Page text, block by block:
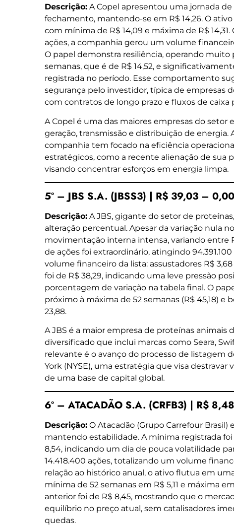
Descrição: A Copel apresentou uma jornada
fechamento, mantendo-se em R$ 14,26. O
com mínima de R$ 14,09 e máxima de R$
ações, a companhia gerou um volume
O papel demonstra resiliência, operando muito
semanas, que é de R$ 14,52, e
registrada no período. Esse comportamento
segurança pelo investidor, típica de empresas
com contratos de longo prazo e fluxos de caixa
A Copel é uma das maiores empresas do setor
geração, transmissão e distribuição de energia.
companhia tem focado na eficiência
estratégicos, como a recente alienação de sua
visando concentrar esforços em energia limpa.
5º – JBS S.A. (JBSS3) | R$ 39,03 –
Descrição: A JBS, gigante do setor de
alteração percentual. Apesar da variação nula
movimentação interna intensa, variando entre
de ações foi extraordinário, atingindo
volume financeiro da lista: assustadores R$
foi de R$ 38,29, indicando uma leve pressão
porcentagem de variação na tabela final. O
próximo à máxima de 52 semanas (R$ 45,18)
23,88.
A JBS é a maior empresa de proteínas
diversificado que inclui marcas como Seara,
relevante é o avanço do processo de listagem
York (NYSE), uma estratégia que visa destravar
de uma base de capital global.
6º – ATACADÃO S.A. (CRFB3) | R$
Descrição: O Atacadão (Grupo Carrefour
mantendo estabilidade. A mínima registrada foi
8,54, indicando um dia de pouca volatilidade
14.418.400 ações, totalizando um volume
relação ao histórico anual, o ativo flutua em
mínima de 52 semanas em R$ 5,11 e máxima
anterior foi de R$ 8,45, mostrando que o
equilíbrio no preço atual, sem catalisadores
quedas.